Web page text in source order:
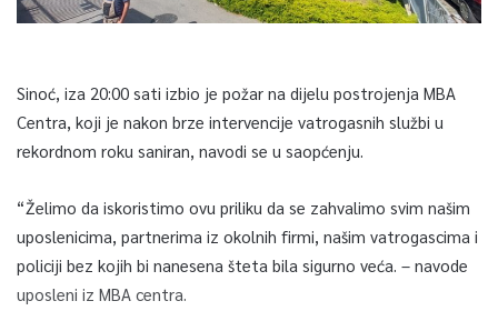
Sinoć, iza 20:00 sati izbio je požar na dijelu postrojenja MBA
Centra, koji je nakon brze intervencije vatrogasnih službi u
rekordnom roku saniran, navodi se u saopćenju.
“Želimo da iskoristimo ovu priliku da se zahvalimo svim našim
uposlenicima, partnerima iz okolnih firmi, našim vatrogascima i
policiji bez kojih bi nanesena šteta bila sigurno veća. – navode
uposleni iz MBA centra.